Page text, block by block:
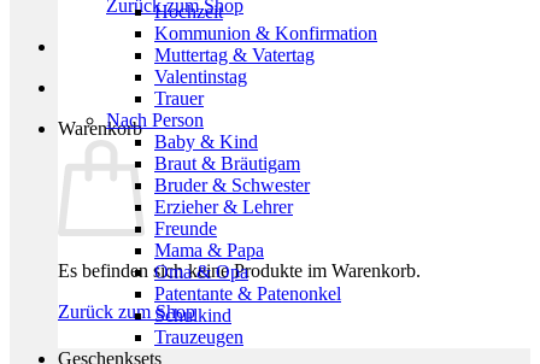
Zurück zum Shop
Warenkorb
Es befinden sich keine Produkte im Warenkorb.
Zurück zum Shop
Hochzeit
Kommunion & Konfirmation
Muttertag & Vatertag
Valentinstag
Trauer
Nach Person
Baby & Kind
Braut & Bräutigam
Bruder & Schwester
Erzieher & Lehrer
Freunde
Mama & Papa
Oma & Opa
Patentante & Patenonkel
Schulkind
Trauzeugen
Geschenksets